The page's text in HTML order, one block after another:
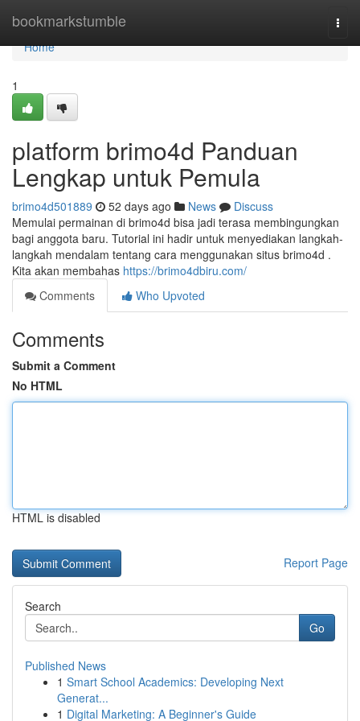
bookmarkstumble
Home
Home
1
platform brimo4d Panduan
Lengkap untuk Pemula
brimo4d501889 52 days ago News
Discuss
Memulai permainan di brimo4d bisa jadi terasa membingungkan
bagi anggota baru. Tutorial ini hadir untuk menyediakan langkah-
langkah mendalam tentang cara menggunakan situs brimo4d .
Kita akan membahas https://brimo4dbiru.com/
Comments
Who Upvoted
Comments
Submit a Comment
No HTML
HTML is disabled
Report Page
Search
Go
Published News
1 Smart School Academics: Developing Next
Generat...
1 Digital Marketing: A Beginner's Guide